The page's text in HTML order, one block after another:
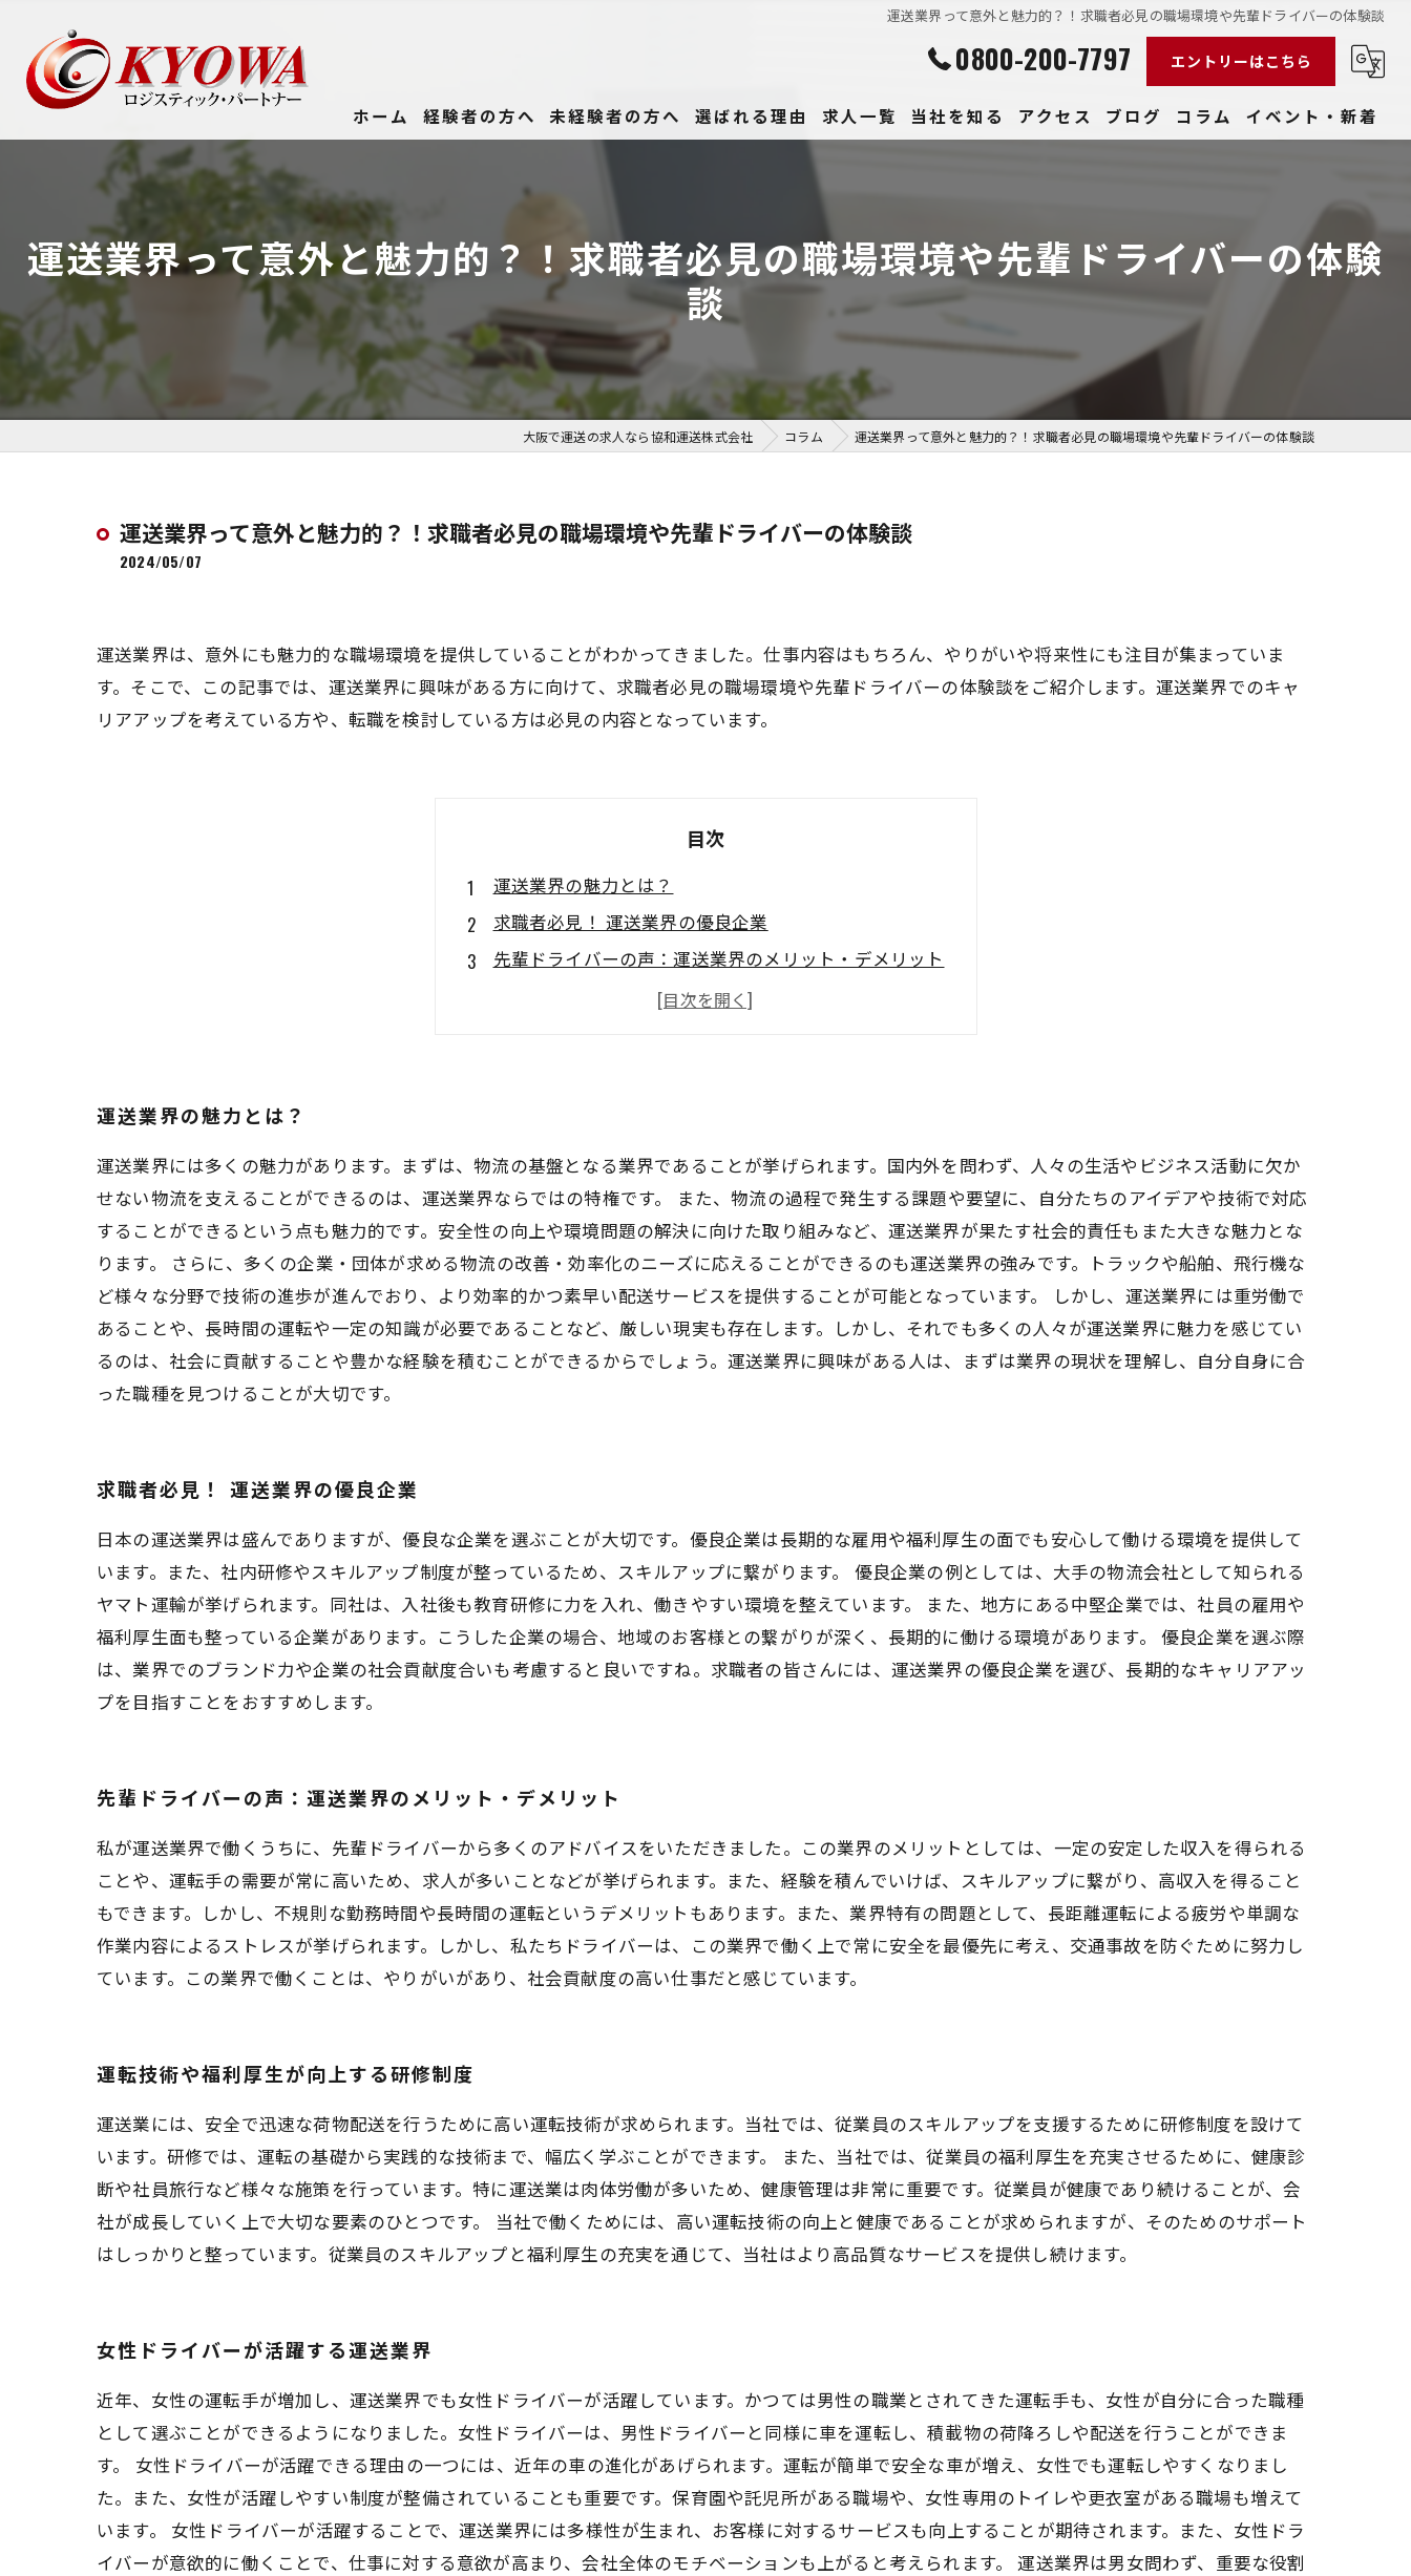
運送業界って意外と魅力的？！求職者必見の職場環境や先輩ドライバーの体験談
0800-200-7797 エントリーはこちら
ホーム 経験者の方へ 未経験者の方へ 選ばれる理由 求人一覧 当社を知る
高収入
アクセス ブログ コラム イベント・新着
運送業界って意外と魅力的？！求職者必見の職場環境や先輩ドライバーの体験
談
大阪で運送の求人なら協和運送株式会社 コラム 運送業界って意外と魅力的？！求職者必見の職場環境や先輩ドライバーの体験談
運送業界って意外と魅力的？！求職者必見の職場環境や先輩ドライバーの体験談
2024/05/07
運送業界は、意外にも魅力的な職場環境を提供していることがわかってきました。仕事内容はもちろん、やりがいや将来性にも注目が集まっていま
す。そこで、この記事では、運送業界に興味がある方に向けて、求職者必見の職場環境や先輩ドライバーの体験談をご紹介します。運送業界でのキャ
リアアップを考えている方や、転職を検討している方は必見の内容となっています。
目次
運送業界の魅力とは？
求職者必見！ 運送業界の優良企業
先輩ドライバーの声：運送業界のメリット・デメリット
運転技術や福利厚生が向上する研修制度
運送業界の魅力とは？
運送業界には多くの魅力があります。まずは、物流の基盤となる業界であることが挙げられます。国内外を問わず、人々の生活やビジネス活動に欠か
せない物流を支えることができるのは、運送業界ならではの特権です。 また、物流の過程で発生する課題や要望に、自分たちのアイデアや技術で対応
することができるという点も魅力的です。安全性の向上や環境問題の解決に向けた取り組みなど、運送業界が果たす社会的責任もまた大きな魅力とな
ります。 さらに、多くの企業・団体が求める物流の改善・効率化のニーズに応えることができるのも運送業界の強みです。トラックや船舶、飛行機な
ど様々な分野で技術の進歩が進んでおり、より効率的かつ素早い配送サービスを提供することが可能となっています。 しかし、運送業界には重労働で
あることや、長時間の運転や一定の知識が必要であることなど、厳しい現実も存在します。しかし、それでも多くの人々が運送業界に魅力を感じてい
るのは、社会に貢献することや豊かな経験を積むことができるからでしょう。運送業界に興味がある人は、まずは業界の現状を理解し、自分自身に合
った職種を見つけることが大切です。
求職者必見！ 運送業界の優良企業
日本の運送業界は盛んでありますが、優良な企業を選ぶことが大切です。優良企業は長期的な雇用や福利厚生の面でも安心して働ける環境を提供して
います。また、社内研修やスキルアップ制度が整っているため、スキルアップに繋がります。 優良企業の例としては、大手の物流会社として知られる
ヤマト運輸が挙げられます。同社は、入社後も教育研修に力を入れ、働きやすい環境を整えています。 また、地方にある中堅企業では、社員の雇用や
福利厚生面も整っている企業があります。こうした企業の場合、地域のお客様との繋がりが深く、長期的に働ける環境があります。 優良企業を選ぶ際
は、業界でのブランド力や企業の社会貢献度合いも考慮すると良いですね。求職者の皆さんには、運送業界の優良企業を選び、長期的なキャリアアッ
プを目指すことをおすすめします。
先輩ドライバーの声：運送業界のメリット・デメリット
私が運送業界で働くうちに、先輩ドライバーから多くのアドバイスをいただきました。この業界のメリットとしては、一定の安定した収入を得られる
ことや、運転手の需要が常に高いため、求人が多いことなどが挙げられます。また、経験を積んでいけば、スキルアップに繋がり、高収入を得ること
もできます。しかし、不規則な勤務時間や長時間の運転というデメリットもあります。また、業界特有の問題として、長距離運転による疲労や単調な
作業内容によるストレスが挙げられます。しかし、私たちドライバーは、この業界で働く上で常に安全を最優先に考え、交通事故を防ぐために努力し
ています。この業界で働くことは、やりがいがあり、社会貢献度の高い仕事だと感じています。
運転技術や福利厚生が向上する研修制度
運送業には、安全で迅速な荷物配送を行うために高い運転技術が求められます。当社では、従業員のスキルアップを支援するために研修制度を設けて
います。研修では、運転の基礎から実践的な技術まで、幅広く学ぶことができます。 また、当社では、従業員の福利厚生を充実させるために、健康診
断や社員旅行など様々な施策を行っています。特に運送業は肉体労働が多いため、健康管理は非常に重要です。従業員が健康であり続けることが、会
社が成長していく上で大切な要素のひとつです。 当社で働くためには、高い運転技術の向上と健康であることが求められますが、そのためのサポート
はしっかりと整っています。従業員のスキルアップと福利厚生の充実を通じて、当社はより高品質なサービスを提供し続けます。
女性ドライバーが活躍する運送業界
近年、女性の運転手が増加し、運送業界でも女性ドライバーが活躍しています。かつては男性の職業とされてきた運転手も、女性が自分に合った職種
として選ぶことができるようになりました。女性ドライバーは、男性ドライバーと同様に車を運転し、積載物の荷降ろしや配送を行うことができま
す。 女性ドライバーが活躍できる理由の一つには、近年の車の進化があげられます。運転が簡単で安全な車が増え、女性でも運転しやすくなりまし
た。また、女性が活躍しやすい制度が整備されていることも重要です。保育園や託児所がある職場や、女性専用のトイレや更衣室がある職場も増えて
います。 女性ドライバーが活躍することで、運送業界には多様性が生まれ、お客様に対するサービスも向上することが期待されます。また、女性ドラ
イバーが意欲的に働くことで、仕事に対する意欲が高まり、会社全体のモチベーションも上がると考えられます。 運送業界は男女問わず、重要な役割